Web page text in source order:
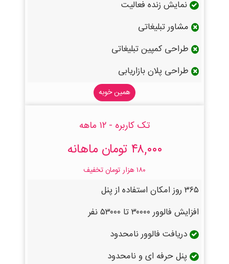
نمایش زنده فعالیت
مشاور تبلیغاتی
طراحی کمپین تبلیغاتی
طراحی پلان بازاریابی
همین خوبه
تک کاربره - ۱۲ ماهه
۴۸,۰۰۰ تومان ماهانه
۱۸۰ هزار تومان تخفیف
۳۶۵ روز امکان استفاده از پنل
افزایش فالوور ۳۰۰۰۰ تا ۵۳۰۰۰ نفر
دریافت فالوور نامحدود
پنل حرفه ای و نامحدود